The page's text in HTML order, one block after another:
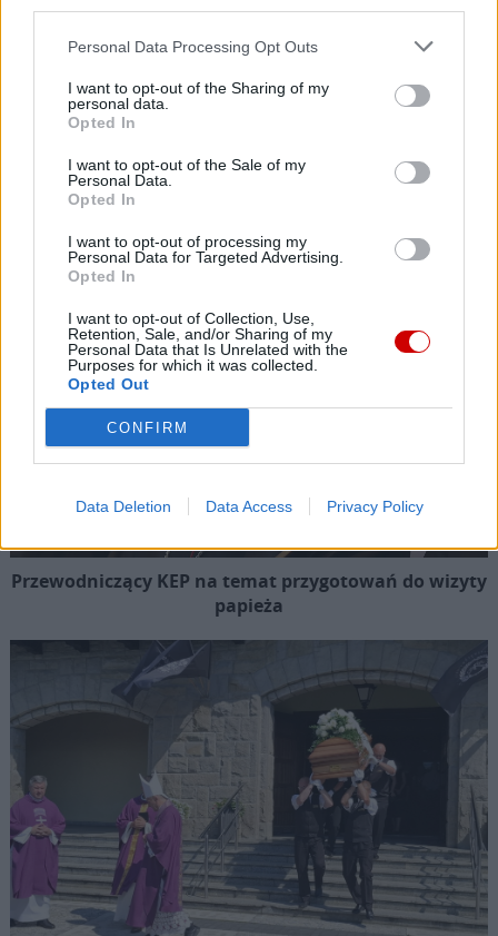
Personal Data Processing Opt Outs
I want to opt-out of the Sharing of my
personal data.
Opted In
I want to opt-out of the Sale of my
Personal Data.
Opted In
I want to opt-out of processing my
Personal Data for Targeted Advertising.
Opted In
I want to opt-out of Collection, Use,
Retention, Sale, and/or Sharing of my
Personal Data that Is Unrelated with the
Purposes for which it was collected.
Opted Out
CONFIRM
Data Deletion Data Access Privacy Policy
Kard. Sarah: Obrzędów nie można arbitralnie znosić
Przewodniczący KEP na temat przygotowań do wizyty
papieża